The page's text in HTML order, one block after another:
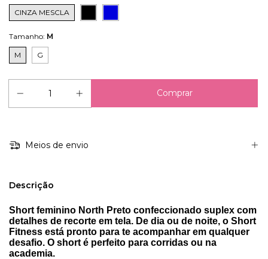
CINZA MESCLA
Tamanho: M
M G
Meios de envio
Descrição
Short feminino North Preto confeccionado suplex com
detalhes de recorte em tela. De dia ou de noite, o Short
Fitness está pronto para te acompanhar em qualquer
desafio. O short é perfeito para corridas ou na
academia.